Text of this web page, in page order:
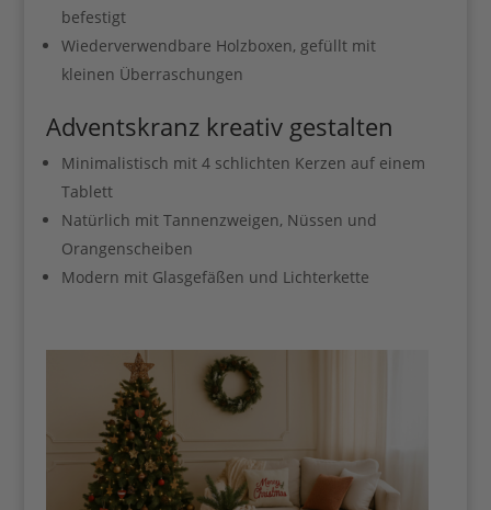
befestigt
Wiederverwendbare Holzboxen, gefüllt mit
kleinen Überraschungen
Adventskranz kreativ gestalten
Minimalistisch mit 4 schlichten Kerzen auf einem
Tablett
Natürlich mit Tannenzweigen, Nüssen und
Orangenscheiben
Modern mit Glasgefäßen und Lichterkette
Wir verwenden Brevo als unsere Marketing-Plattform.
bestätigen Sie, dass die von Ihnen angegebenen
Informationen an Brevo zur Bearbeitung gemäß den
übertragen werden
Jetzt starten